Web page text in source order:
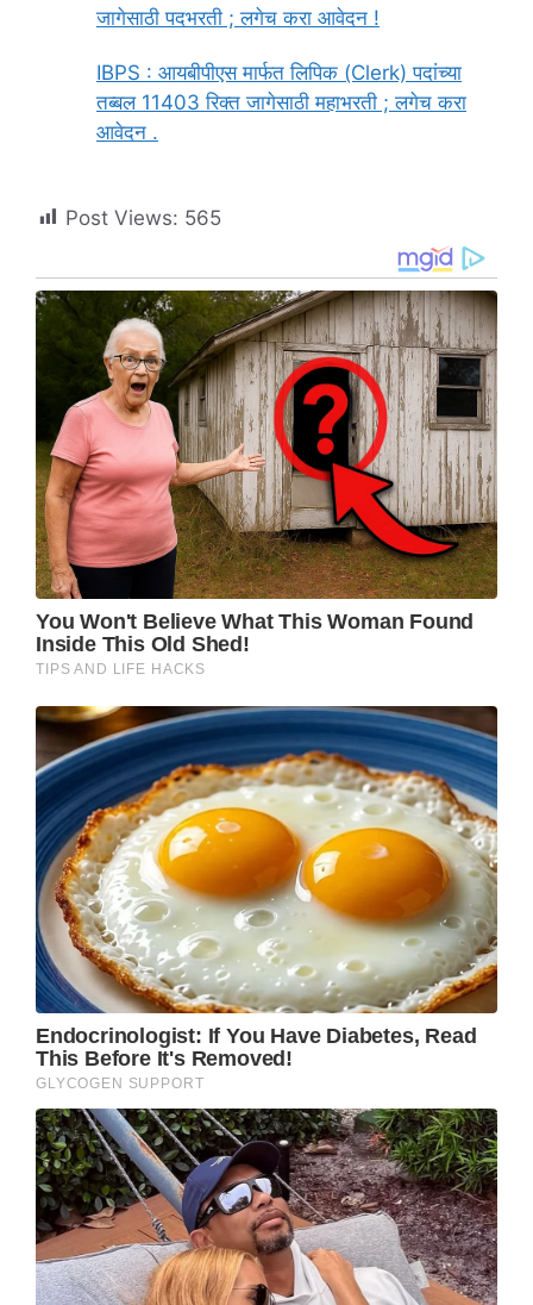
जागेसाठी पदभरती ; लगेच करा आवेदन !
IBPS : आयबीपीएस मार्फत लिपिक (Clerk) पदांच्या
तब्बल 11403 रिक्त जागेसाठी महाभरती ; लगेच करा
आवेदन .
Post Views: 565